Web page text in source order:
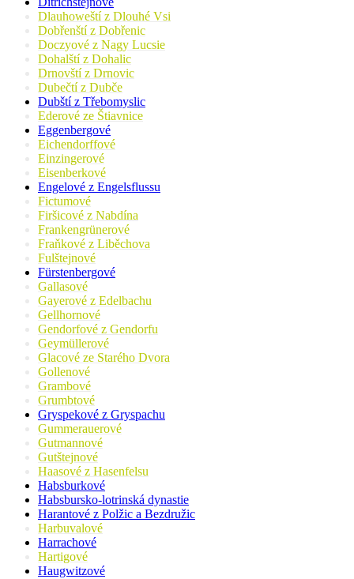
Dlauhoweští z Dlouhé Vsi
Dobřenští z Dobřenic
Doczyové z Nagy Lucsie
Dohalští z Dohalic
Drnovští z Drnovic
Dubečtí z Dubče
Dubští z Třebomyslic
Ederové ze Štiavnice
Eggenbergové
Eichendorffové
Einzingerové
Eisenberkové
Engelové z Engelsflussu
Fictumové
Firšicové z Nabdína
Frankengrünerové
Fraňkové z Liběchova
Fulštejnové
Fürstenbergové
Gallasové
Gayerové z Edelbachu
Gellhornové
Gendorfové z Gendorfu
Geymüllerové
Glacové ze Starého Dvora
Gollenové
Grambové
Grumbtové
Gryspekové z Gryspachu
Gummerauerové
Gutmannové
Gutštejnové
Haasové z Hasenfelsu
Habsburkové
Habsbursko-lotrinská dynastie
Harantové z Polžic a Bezdružic
Harbuvalové
Harrachové
Hartigové
Haugwitzové